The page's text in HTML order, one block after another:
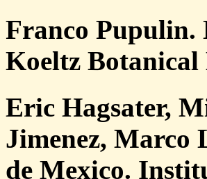
Franco Pupulin.
Koeltz Botanical
Eric Hagsater,
Jimenez, Marco
de Mexico.